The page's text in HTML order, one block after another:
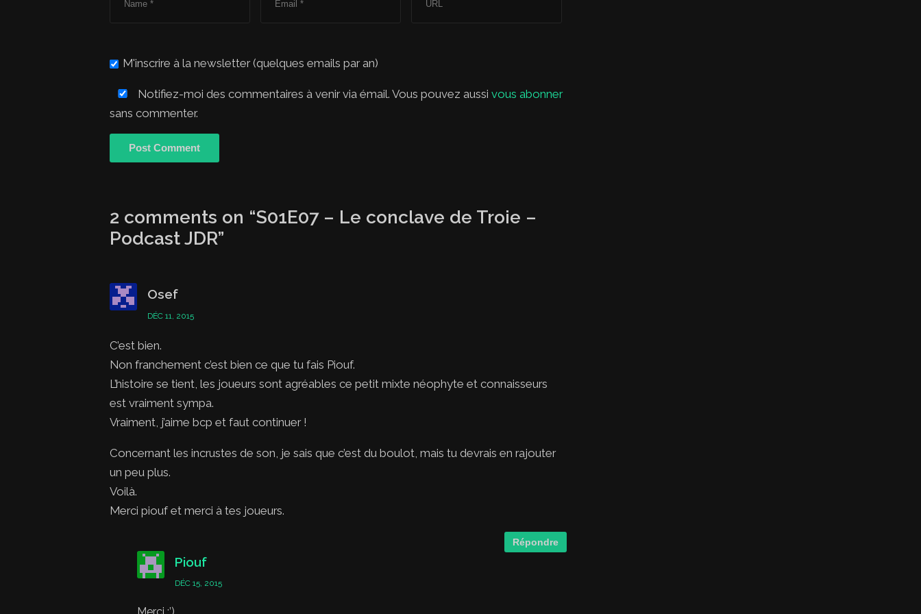
M'inscrire à la newsletter (quelques emails par an)
Notifiez-moi des commentaires à venir via émail. Vous pouvez aussi vous abonner
sans commenter.
2 comments on “S01E07 – Le conclave de Troie –
Podcast JDR”
Osef
DÉC 11, 2015
C’est bien.
Non franchement c’est bien ce que tu fais Piouf.
L’histoire se tient, les joueurs sont agréables ce petit mixte néophyte et connaisseurs
est vraiment sympa.
Vraiment, j’aime bcp et faut continuer !
Concernant les incrustes de son, je sais que c’est du boulot, mais tu devrais en rajouter
un peu plus.
Voilà.
Merci piouf et merci à tes joueurs.
Répondre
Piouf
DÉC 15, 2015